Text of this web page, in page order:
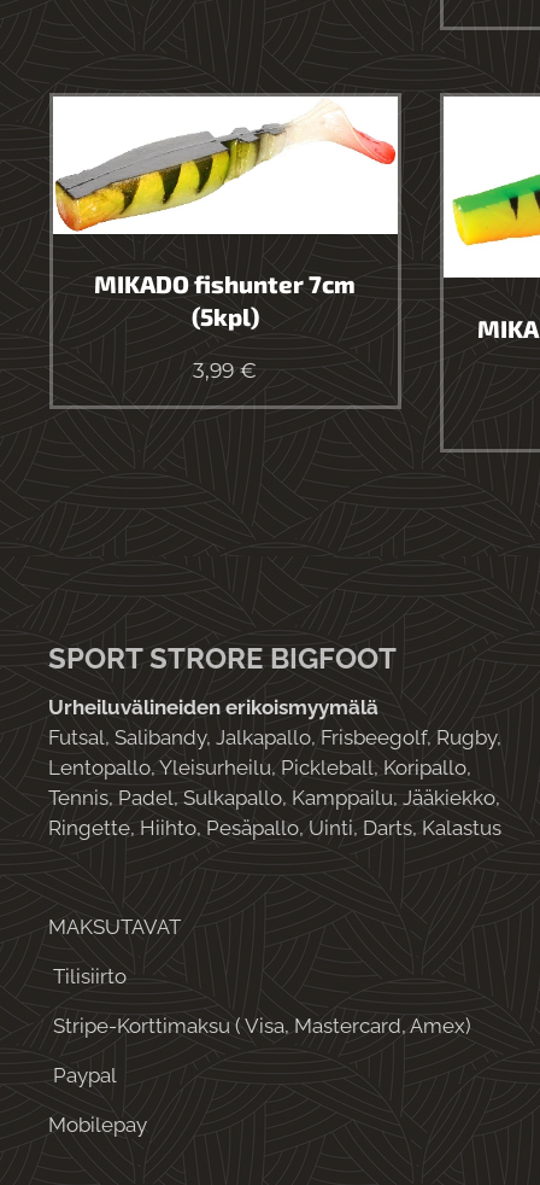
MIKADO fishunter 7cm
(5kpl)
3,99 €
SPORT STRORE BIGFOOT
Urheiluvälineiden erikoismyymälä
Futsal, Salibandy, Jalkapallo, Frisbeegolf, Rugby,
Lentopallo, Yleisurheilu, Pickleball, Koripallo,
Tennis, Padel, Sulkapallo, Kamppailu, Jääkiekko,
Ringette, Hiihto, Pesäpallo, Uinti, Darts, Kalastus
MAKSUTAVAT
Tilisiirto
Stripe-Korttimaksu ( Visa, Mastercard, Amex)
Paypal
Mobilepay